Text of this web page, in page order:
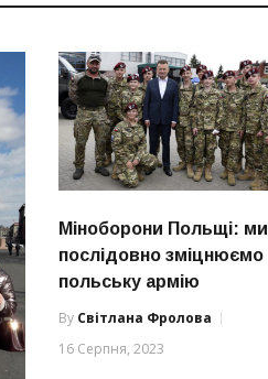
Міноборони Польщі: ми
послідовно зміцнюємо
польську армію
By Світлана Фролова
16 Серпня, 2023